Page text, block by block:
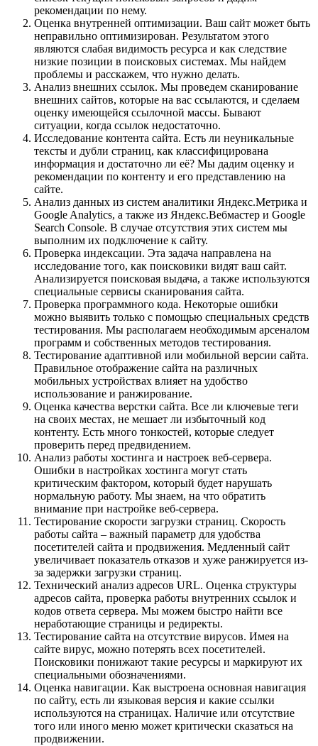
рекомендации по нему.
Оценка внутренней оптимизации. Ваш сайт может быть
неправильно оптимизирован. Результатом этого
являются слабая видимость ресурса и как следствие
низкие позиции в поисковых системах. Мы найдем
проблемы и расскажем, что нужно делать.
Анализ внешних ссылок. Мы проведем сканирование
внешних сайтов, которые на вас ссылаются, и сделаем
оценку имеющейся ссылочной массы. Бывают
ситуации, когда ссылок недостаточно.
Исследование контента сайта. Есть ли неуникальные
тексты и дубли страниц, как классифицирована
информация и достаточно ли её? Мы дадим оценку и
рекомендации по контенту и его представлению на
сайте.
Анализ данных из систем аналитики Яндекс.Метрика и
Google Analytics, а также из Яндекс.Вебмастер и Google
Search Console. В случае отсутствия этих систем мы
выполним их подключение к сайту.
Проверка индексации. Эта задача направлена на
исследование того, как поисковики видят ваш сайт.
Анализируется поисковая выдача, а также используются
специальные сервисы сканирования сайта.
Проверка программного кода. Некоторые ошибки
можно выявить только с помощью специальных средств
тестирования. Мы располагаем необходимым арсеналом
программ и собственных методов тестирования.
Тестирование адаптивной или мобильной версии сайта.
Правильное отображение сайта на различных
мобильных устройствах влияет на удобство
использование и ранжирование.
Оценка качества верстки сайта. Все ли ключевые теги
на своих местах, не мешает ли избыточный код
контенту. Есть много тонкостей, которые следует
проверить перед предвидением.
Анализ работы хостинга и настроек веб-сервера.
Ошибки в настройках хостинга могут стать
критическим фактором, который будет нарушать
нормальную работу. Мы знаем, на что обратить
внимание при настройке веб-сервера.
Тестирование скорости загрузки страниц. Скорость
работы сайта – важный параметр для удобства
посетителей сайта и продвижения. Медленный сайт
увеличивает показатель отказов и хуже ранжируется из-
за задержки загрузки страниц.
Технический анализ адресов URL. Оценка структуры
адресов сайта, проверка работы внутренних ссылок и
кодов ответа сервера. Мы можем быстро найти все
неработающие страницы и редиректы.
Тестирование сайта на отсутствие вирусов. Имея на
сайте вирус, можно потерять всех посетителей.
Поисковики понижают такие ресурсы и маркируют их
специальными обозначениями.
Оценка навигации. Как выстроена основная навигация
по сайту, есть ли языковая версия и какие ссылки
используются на страницах. Наличие или отсутствие
того или иного меню может критически сказаться на
продвижении.